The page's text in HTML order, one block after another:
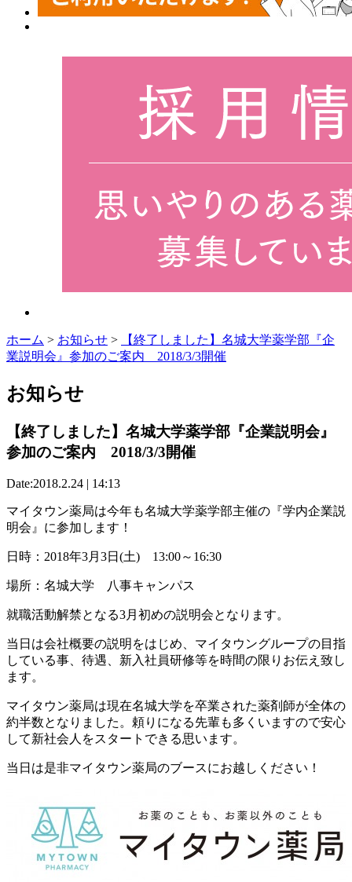
ホーム > お知らせ >
【終了しました】名城大学薬学部『企
業説明会』参加のご案内 2018/3/3開催
お知らせ
【終了しました】名城大学薬学部『企業説明会』
参加のご案内 2018/3/3開催
Date:2018.2.24 | 14:13
マイタウン薬局は今年も名城大学薬学部主催の『学内企業説
明会』に参加します！
日時：2018年3月3日(土) 13:00～16:30
場所：名城大学 八事キャンパス
就職活動解禁となる3月初めの説明会となります。
当日は会社概要の説明をはじめ、マイタウングループの目指
している事、待遇、新入社員研修等を時間の限りお伝え致し
ます。
マイタウン薬局は現在名城大学を卒業された薬剤師が全体の
約半数となりました。頼りになる先輩も多くいますので安心
して新社会人をスタートできる思います。
当日は是非マイタウン薬局のブースにお越しください！